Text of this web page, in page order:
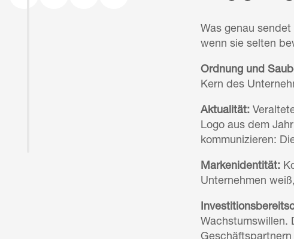
Was genau
wenn sie selten
Ordnung und
Kern des
Aktualität:
Logo aus dem
kommunizieren:
Markenidentität:
Unternehmen
Wachstumswillen.